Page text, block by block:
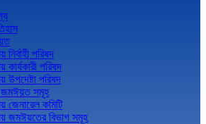
নির্বাহী পরিষদ
কার্যকারী পরিষদ
উপদেষ্টা পরিষদ
জমঈয়ত সমূহ
জেনারেল কমিটি
জমঈয়তের বিভাগ সমূহ